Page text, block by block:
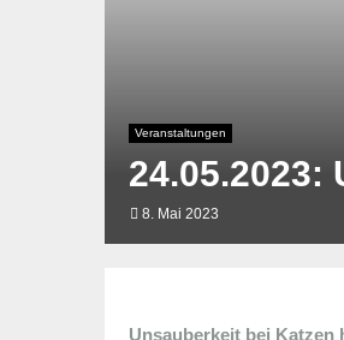
Veranstaltungen
24.05.2023:
8. Mai 2023
Unsauberkeit bei Katzen